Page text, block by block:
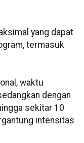
yang dapat
termasuk
waktu
dengan
sekitar 10
intensitas